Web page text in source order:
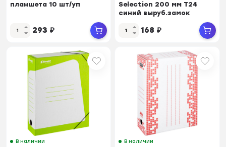
планшета 10 шт/уп
293 ₽
Selection 200 мм Т24
синий выруб.замок
168 ₽
В наличии В наличии